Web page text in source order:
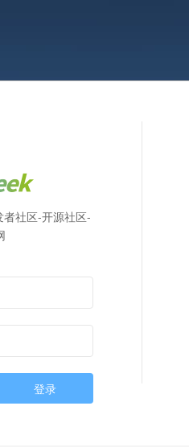
社区-开源社区-
登录